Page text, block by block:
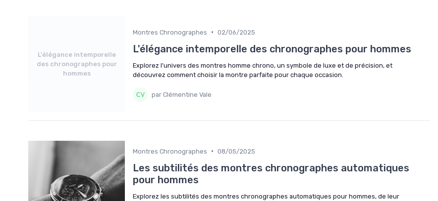
L'élégance intemporelle
des chronographes pour
hommes
Montres Chronographes • 02/06/2025
L'élégance intemporelle des chronographes pour hommes
Explorez l'univers des montres homme chrono, un symbole de luxe et de précision, et
découvrez comment choisir la montre parfaite pour chaque occasion.
par Clémentine Vale
Montres Chronographes • 08/05/2025
Les subtilités des montres chronographes automatiques
pour hommes
Explorez les subtilités des montres chronographes automatiques pour hommes, de leur